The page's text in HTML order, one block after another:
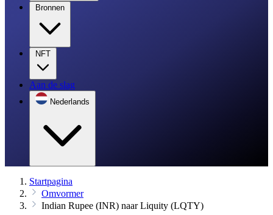
Bronnen
NFT
Aan de slag
Nederlands
Startpagina
Omvormer
Indian Rupee (INR) naar Liquity (LQTY)